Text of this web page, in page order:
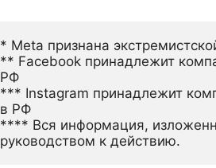
* Meta признана
** Facebook принадлежит
РФ
*** Instagram принадлежит
в РФ
**** Вся информация,
руководством к действию.